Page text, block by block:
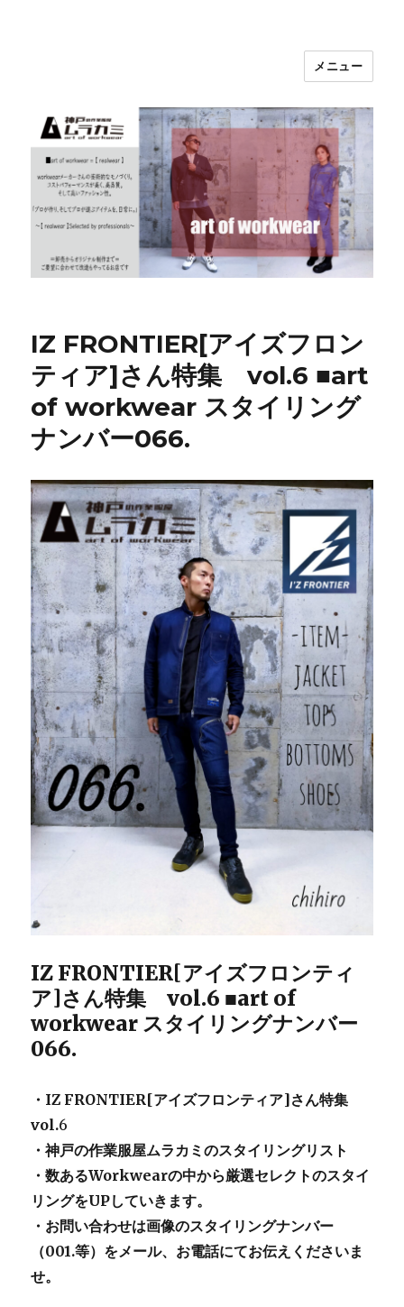
メニュー
IZ FRONTIER[アイズフロン
ティア]さん特集 vol.6 ■art
of workwear スタイリング
ナンバー066.
IZ FRONTIER[アイズフロンティ
ア]さん特集 vol.6 ■art of
workwear スタイリングナンバー
066.
・IZ FRONTIER[アイズフロンティア]さん特集
vol.6
・神戸の作業服屋ムラカミのスタイリングリスト
・数あるWorkwearの中から厳選セレクトのスタイ
リングをUPしていきます。
・お問い合わせは画像のスタイリングナンバー
（001.等）をメール、お電話にてお伝えくださいま
せ。